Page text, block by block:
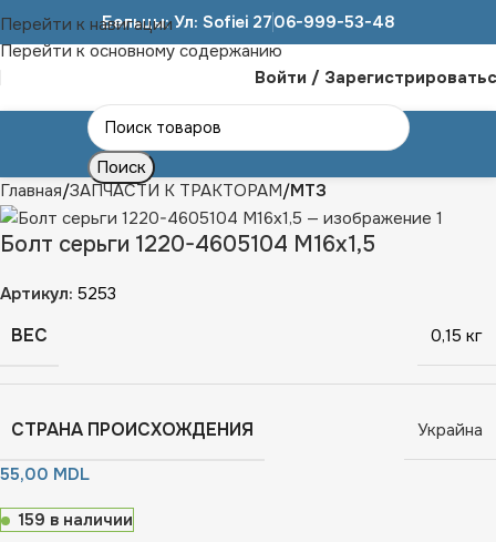
Перейти к навигации
Перейти к основному содержанию
Бельцы: Ул: Sofiei 2706-999-53-48
Войти /
Поиск
Главная ЗАПЧАСТИ К ТРАКТОРАМ МТЗ
Болт серьги 1220-4605104 М16х1,5
Артикул: 5253
ВЕС 0,15 кг
СТРАНА ПРОИСХОЖДЕНИЯ
Украйна
55,00 MDL
159 в наличии